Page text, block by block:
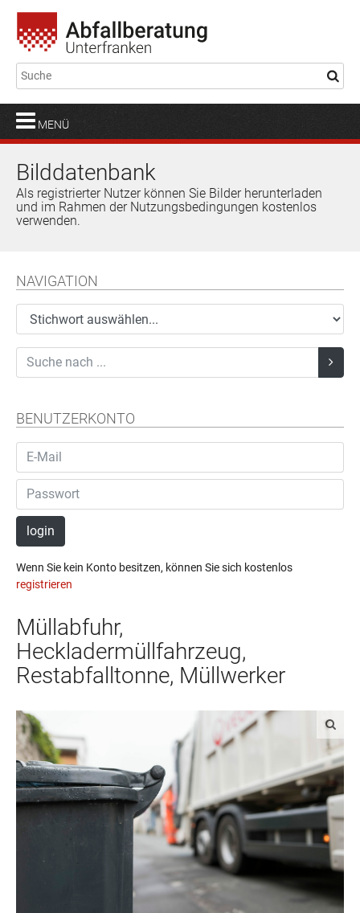
MENÜ
Bilddatenbank
Als registrierter Nutzer können Sie Bilder herunterladen
und im Rahmen der Nutzungsbedingungen kostenlos
verwenden.
NAVIGATION
BENUTZERKONTO
login
Wenn Sie kein Konto besitzen, können Sie sich kostenlos
registrieren
Müllabfuhr,
Heckladermüllfahrzeug,
Restabfalltonne, Müllwerker